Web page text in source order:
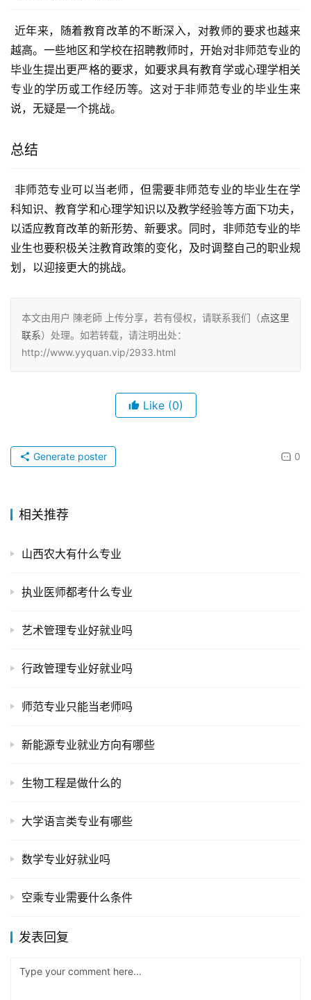
越高。一些地区和学校在招聘教师时，开始对非师范专业的
毕业生提出更严格的要求，如要求具有教育学或心理学相关
专业的学历或工作经历等。这对于非师范专业的毕业生来
说，无疑是一个挑战。
总结
科知识、教育学和心理学知识以及教学经验等方面下功夫，
以适应教育改革的新形势、新要求。同时，非师范专业的毕
业生也要积极关注教育政策的变化，及时调整自己的职业规
划，以迎接更大的挑战。
本文由用户 陳老師 上传分享，若有侵权，请联系我们（点这里
联系）处理。如若转载，请注明出处：
http://www.yyquan.vip/2933.html
Like (0)
0
Generate poster
相关推荐
山西农大有什么专业
执业医师都考什么专业
艺术管理专业好就业吗
行政管理专业好就业吗
师范专业只能当老师吗
新能源专业就业方向有哪些
生物工程是做什么的
大学语言类专业有哪些
数学专业好就业吗
空乘专业需要什么条件
发表回复